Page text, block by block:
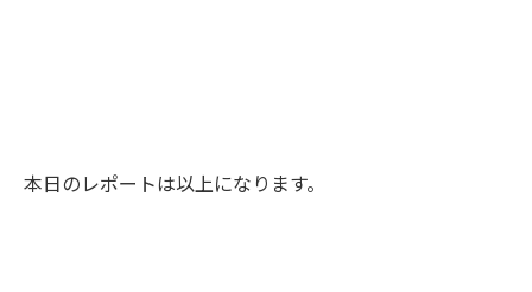
本日のレポートは以上になります。